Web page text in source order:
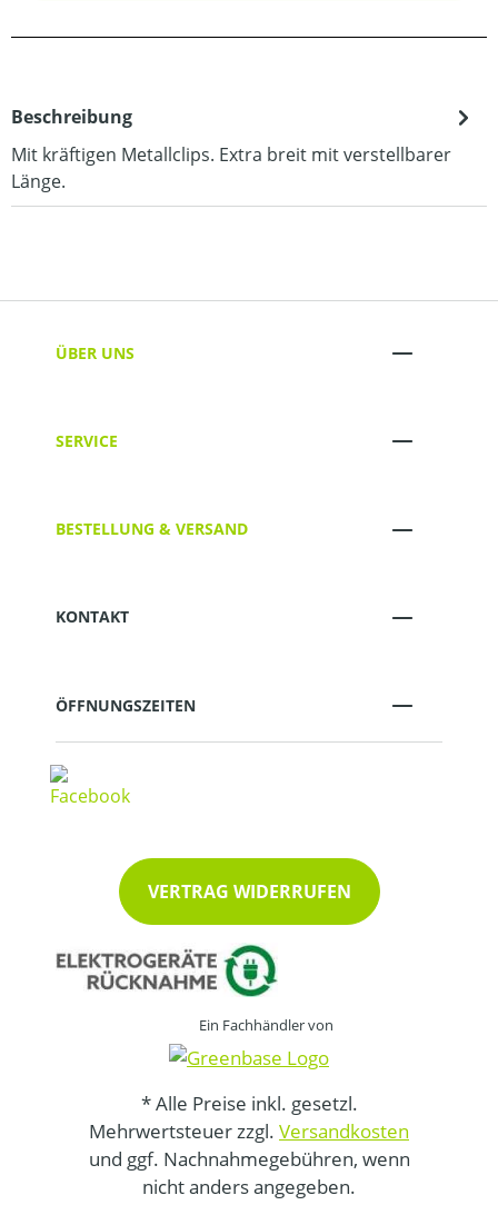
Beschreibung
Mit kräftigen Metallclips. Extra breit mit verstellbarer
Länge.
ÜBER UNS
SERVICE
BESTELLUNG & VERSAND
KONTAKT
ÖFFNUNGSZEITEN
VERTRAG WIDERRUFEN
Ein Fachhändler von
* Alle Preise inkl. gesetzl.
Mehrwertsteuer zzgl. Versandkosten
und ggf. Nachnahmegebühren, wenn
nicht anders angegeben.